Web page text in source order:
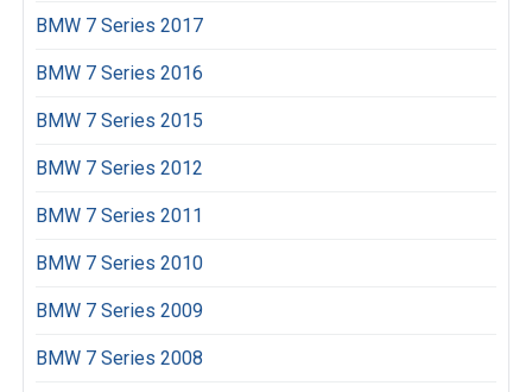
BMW 7 Series 2017
BMW 7 Series 2016
BMW 7 Series 2015
BMW 7 Series 2012
BMW 7 Series 2011
BMW 7 Series 2010
BMW 7 Series 2009
BMW 7 Series 2008